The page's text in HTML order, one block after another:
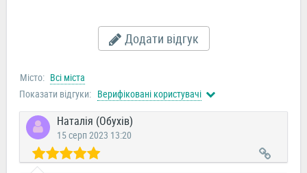
Додати відгук
Місто: Всі міста
Показати відгуки: Верифіковані користувачі
Наталія (Обухів)
15 серп 2023 13:20